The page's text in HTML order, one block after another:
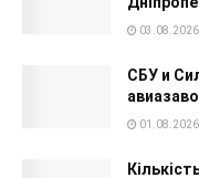
03.08.2026
СБУ и
01.08.2026